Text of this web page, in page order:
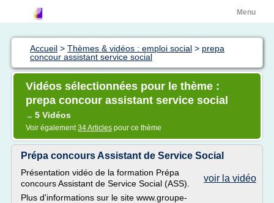
Menu
Accueil > Thèmes & vidéos : emploi social > prepa
concour assistant service social
Vidéos sélectionnées pour le thème :
prepa concour assistant service social
→ 5 Vidéos
Voir également34 Articles pour ce thème
Prépa concours Assistant de Service Social
voir la vidéo
Présentation vidéo de la formation Prépa
concours Assistant de Service Social (ASS).
Plus d'informations sur le site www.groupe-